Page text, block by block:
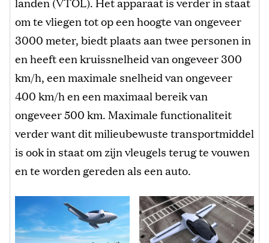
om te vliegen tot op een hoogte van ongeveer
3000 meter, biedt plaats aan twee personen in
en heeft een kruissnelheid van ongeveer 300
km/h, een maximale snelheid van ongeveer
400 km/h en een maximaal bereik van
ongeveer 500 km. Maximale functionaliteit
verder want dit milieubewuste transportmiddel
is ook in staat om zijn vleugels terug te vouwen
en te worden gereden als een auto.